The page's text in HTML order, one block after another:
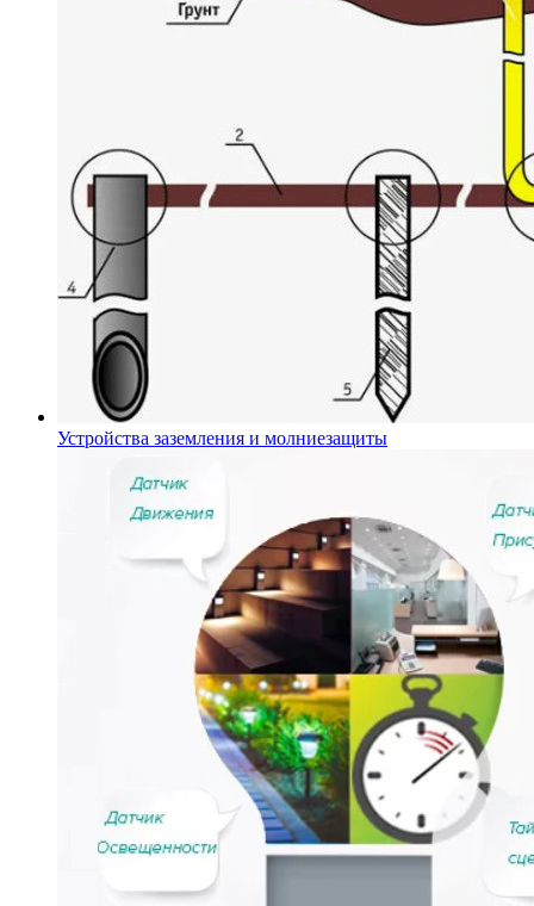
Устройства заземления и молниезащиты